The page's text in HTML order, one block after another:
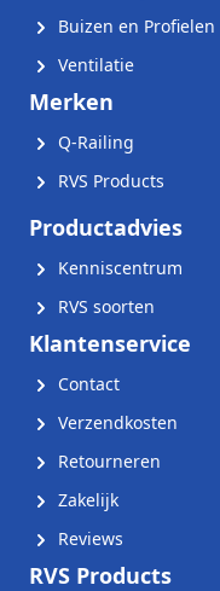
Buizen en Profielen
Ventilatie
Merken
Q-Railing
RVS Products
Productadvies
Kenniscentrum
RVS soorten
Klantenservice
Contact
Verzendkosten
Retourneren
Zakelijk
Reviews
RVS Products